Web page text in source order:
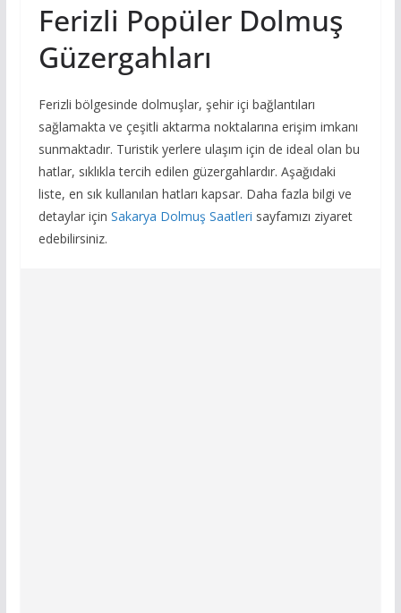
Ferizli Popüler Dolmuş
Güzergahları
Ferizli bölgesinde dolmuşlar, şehir içi bağlantıları
sağlamakta ve çeşitli aktarma noktalarına erişim imkanı
sunmaktadır. Turistik yerlere ulaşım için de ideal olan bu
hatlar, sıklıkla tercih edilen güzergahlardır. Aşağıdaki
liste, en sık kullanılan hatları kapsar. Daha fazla bilgi ve
detaylar için Sakarya Dolmuş Saatleri sayfamızı ziyaret
edebilirsiniz.